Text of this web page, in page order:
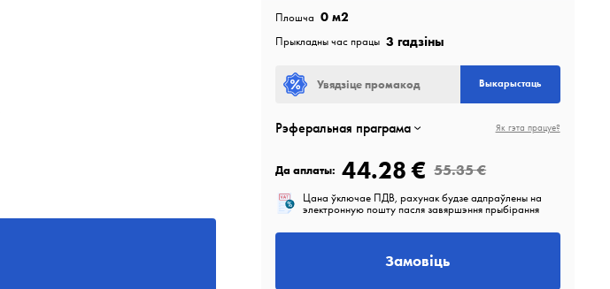
Плошча 0м2
Прыкладны час працы 3 гадзіны
Выкарыстаць
Рэферальная праграма Як гэта працуе?
Да аплаты: 44.28 € 55.35 €
Цана ўключае ПДВ, рахунак будзе адпраўлены на
электронную пошту пасля завяршэння прыбірання
Замовіць